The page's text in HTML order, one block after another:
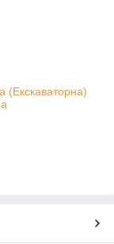
(Екскаваторна)